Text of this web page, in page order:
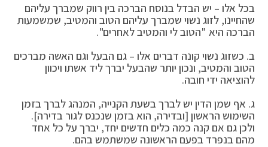
בכל אלו – יש הבדל בנוסח הברכה בין רווק שמברך עליהם
שהחיינו, לזוג נשוי שמברך עליהם הטוב והמטיב, שמשמעות
הברכה היא "הטוב לי והמטיב לאחרים".
ב. כשזוג נשוי קונה דברים אלו – גם הבעל וגם האשה מברכים
הטוב והמטיב, ונכון יותר שהבעל יברך ליד אשתו ויכוון
להוציאה ידי חובה.
ג. אף שמן הדין יש לברך בשעת הקנייה, המנהג לברך בזמן
השימוש הראשון [ובדירה, הוא בזמן שנכנס לגור בדירה].
ולכן גם אם קנה כמה כלים חדשים יחד, יברך על כל אחד
מהם בנפרד בפעם הראשונה שמשתמש בהם.